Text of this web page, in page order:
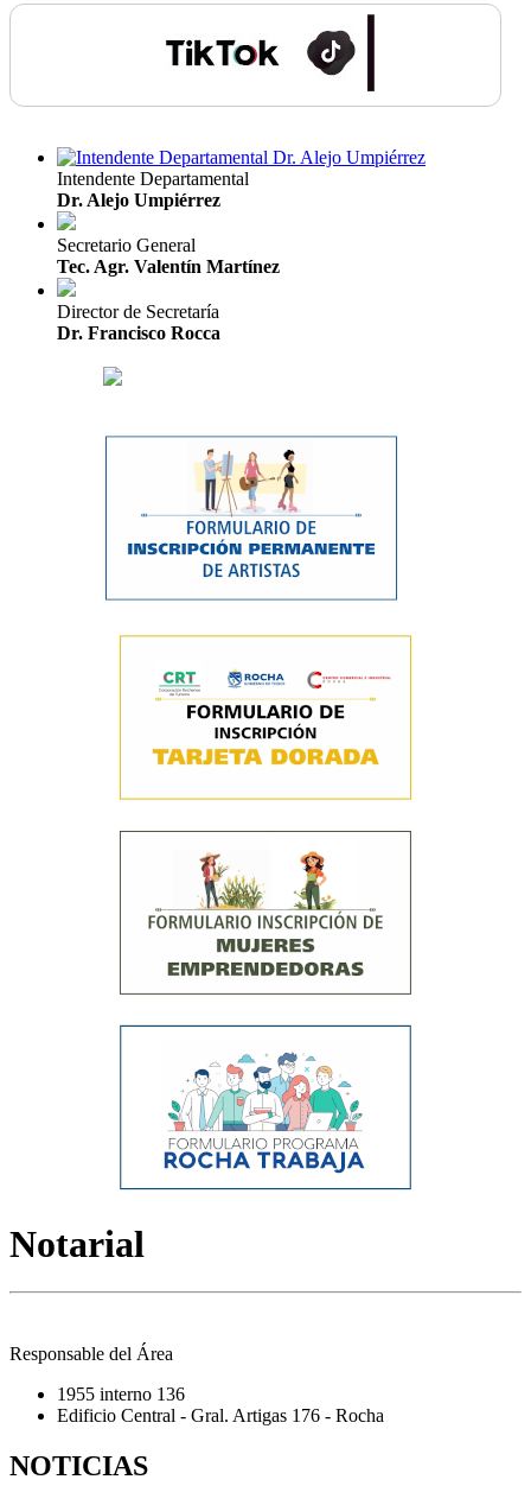
Intendente Departamental
Dr. Alejo Umpiérrez
Secretario General
Tec. Agr. Valentín Martínez
Director de Secretaría
Dr. Francisco Rocca
Notarial
Responsable del Área
1955 interno 136
Edificio Central - Gral. Artigas 176 - Rocha
NOTICIAS